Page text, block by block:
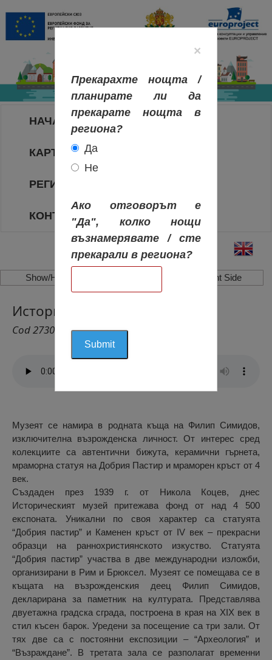
НАЧАЛО
КАРТА НА РЕГИОНИТЕ
РЕГИОНИ
КОНТАКТИ
Show/Hide Left Side Show/Hide Right Side
Исторически Музей, Оряхово
Cod 2730
Музеят се намира в родната къща на Филип Симидов,
изключителна възрожденска личност. От интерес сред
колекциите са автентични бижута, керамични гърнета,
мраморна статуя на Добрия Пастир и мраморен кръст от 4
век.
Създаден през 1939 г. от Никола Коцев, днес
Историческият музей притежава фонд от над 4 500
експоната. Уникални по своя характер са статуята
“Добрия пастир” и Каменен кръст от ІV век – прекрасни
образци на раннохристиянското изкуство. Статуята
“Добрия пастир” участва в две международни изложби,
организирани в Рим и Брюксел. Музеят се помещава се в
къщата на възрожденския деец Филип Симидов,
декларирана за паметник на културата. Представлява
двуетажна градска сграда, построена в края на ХІХ век в
стил късен барок. Уредени за посещение са три зали. От
тях две са с постоянни експозиции – “Археология” и
“Възраждане”. В третата зала се разполагат временни
×
Прекарахте нощта /
планирате ли да
прекарате нощта в
региона?
Да
Не
Ако отговорът е
"Да", колко нощи
възнамерявате / сте
прекарали в региона?